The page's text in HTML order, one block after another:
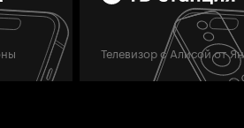
Телевизор с Алисой от